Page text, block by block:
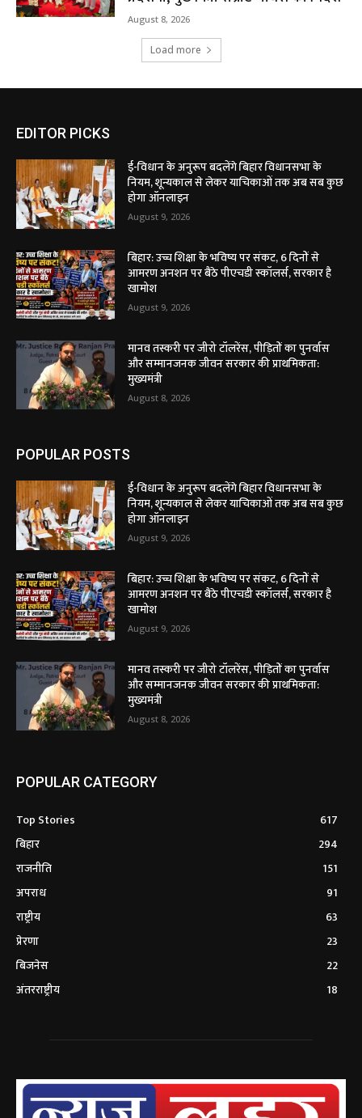
August 8, 2026
Load more
EDITOR PICKS
ई-विधान के अनुरूप बदलेंगे बिहार विधानसभा के
नियम, शून्यकाल से लेकर याचिकाओं तक अब सब कुछ
होगा ऑनलाइन
August 9, 2026
बिहार: उच्च शिक्षा के भविष्य पर संकट, 6 दिनों से
आमरण अनशन पर बैठे पीएचडी स्कॉलर्स, सरकार है
खामोश
August 9, 2026
मानव तस्करी पर जीरो टॉलरेंस, पीड़ितों का पुनर्वास
और सम्मानजनक जीवन सरकार की प्राथमिकता:
मुख्यमंत्री
August 8, 2026
POPULAR POSTS
ई-विधान के अनुरूप बदलेंगे बिहार विधानसभा के
नियम, शून्यकाल से लेकर याचिकाओं तक अब सब कुछ
होगा ऑनलाइन
August 9, 2026
बिहार: उच्च शिक्षा के भविष्य पर संकट, 6 दिनों से
आमरण अनशन पर बैठे पीएचडी स्कॉलर्स, सरकार है
खामोश
August 9, 2026
मानव तस्करी पर जीरो टॉलरेंस, पीड़ितों का पुनर्वास
और सम्मानजनक जीवन सरकार की प्राथमिकता:
मुख्यमंत्री
August 8, 2026
POPULAR CATEGORY
Top Stories
617
बिहार
294
राजनीति
151
अपराध
91
राष्ट्रीय
63
प्रेरणा
23
बिजनेस
22
अंतरराष्ट्रीय
18